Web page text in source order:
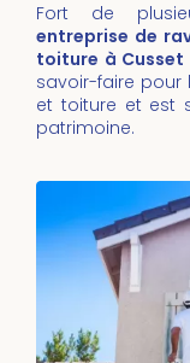
Fort de
entreprise de
toiture à Cusset
savoir-faire pour
et toiture et est
patrimoine.